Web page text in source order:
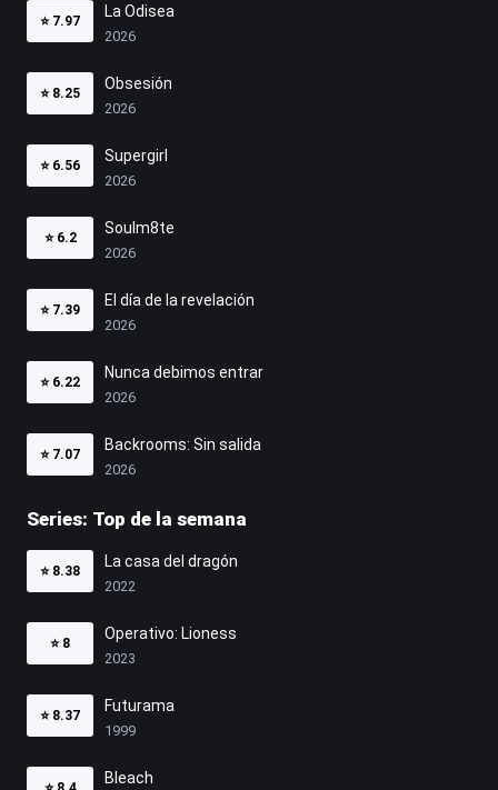
⭐ 7.97
La Odisea
2026
⭐ 8.25
Obsesión
2026
⭐ 6.56
Supergirl
2026
⭐ 6.2
Soulm8te
2026
⭐ 7.39
El día de la revelación
2026
⭐ 6.22
Nunca debimos entrar
2026
⭐ 7.07
Backrooms: Sin salida
2026
Series: Top de la semana
⭐ 8.38
La casa del dragón
2022
⭐ 8
Operativo: Lioness
2023
⭐ 8.37
Futurama
1999
Bleach